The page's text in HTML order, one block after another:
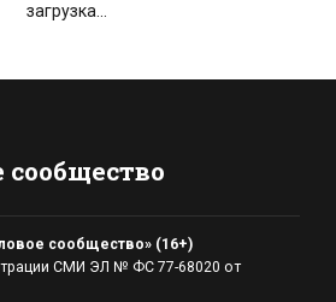
загрузка...
сообщество
сообщество» (16+)
СМИ ЭЛ № ФС 77-68020 от